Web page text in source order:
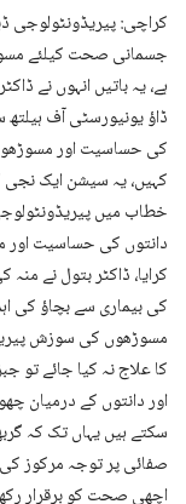
کراچی: پیریڈونٹولوجی
جسمانی صحت کیلئے
ہے، یہ باتیں انہوں نے
ڈاؤ یونیورسٹی آف
کی حساسیت اور
کہیں، یہ سیشن ایک
خطاب میں
دانتوں کی حساسیت
کرایا، ڈاکٹر بتول نے
کی بیماری سے بچاؤ کی
مسوڑھوں کی سوزش
کا علاج نہ کیا جائے
اور دانتوں کے درمیان
سکتے ہیں یہاں تک کہ
صفائی پر توجہ مرکوز
اچھی صحت کو برقرار